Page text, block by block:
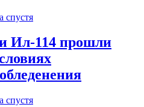
спустя
Ил-114 прошли
спустя